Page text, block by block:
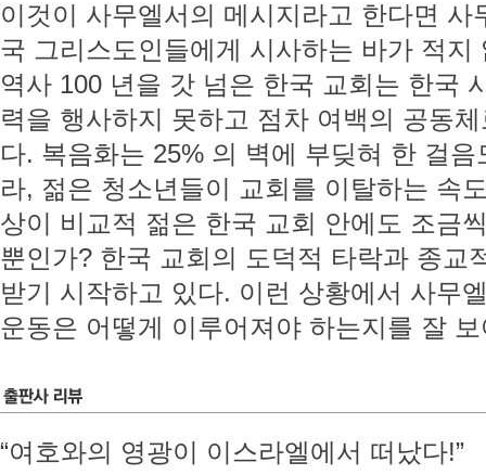
이것이 사무엘서의 메시지라고 한다면
국 그리스도인들에게 시사하는 바가 적
역사 100 년을 갓 넘은 한국 교회는 한국
력을 행사하지 못하고 점차 여백의 공동
다. 복음화는 25% 의 벽에 부딪혀 한 걸
라, 젊은 청소년들이 교회를 이탈하는 속
상이 비교적 젊은 한국 교회 안에도 조금
뿐인가? 한국 교회의 도덕적 타락과 종교
받기 시작하고 있다. 이런 상황에서 사무
운동은 어떻게 이루어져야 하는지를 잘
“여호와의 영광이 이스라엘에서 떠났다!”